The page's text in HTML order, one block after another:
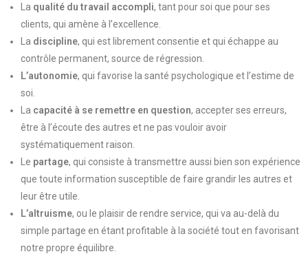
La qualité du travail accompli, tant pour soi que pour ses
clients, qui amène à l’excellence.
La discipline, qui est librement consentie et qui échappe au
contrôle permanent, source de régression.
L’autonomie, qui favorise la santé psychologique et l’estime de
soi.
La capacité à se remettre en question, accepter ses erreurs,
être à l’écoute des autres et ne pas vouloir avoir
systématiquement raison.
Le partage, qui consiste à transmettre aussi bien son expérience
que toute information susceptible de faire grandir les autres et
leur être utile.
L’altruisme, ou le plaisir de rendre service, qui va au-delà du
simple partage en étant profitable à la société tout en favorisant
notre propre équilibre.